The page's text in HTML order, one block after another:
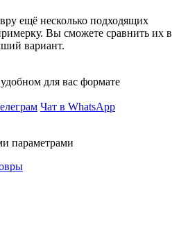
ещё несколько подходящих
Вы сможете сравнить их в
вариант.
для вас формате
Чат в WhatsApp
параметрами